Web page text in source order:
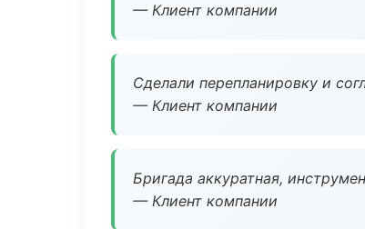
— Клиент компании
Сделали перепланировку и
— Клиент компании
Бригада аккуратная,
— Клиент компании